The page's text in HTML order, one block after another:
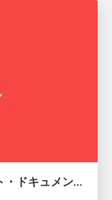
新卒者向け資料_タスクマネジメント・ドキュメンテーション